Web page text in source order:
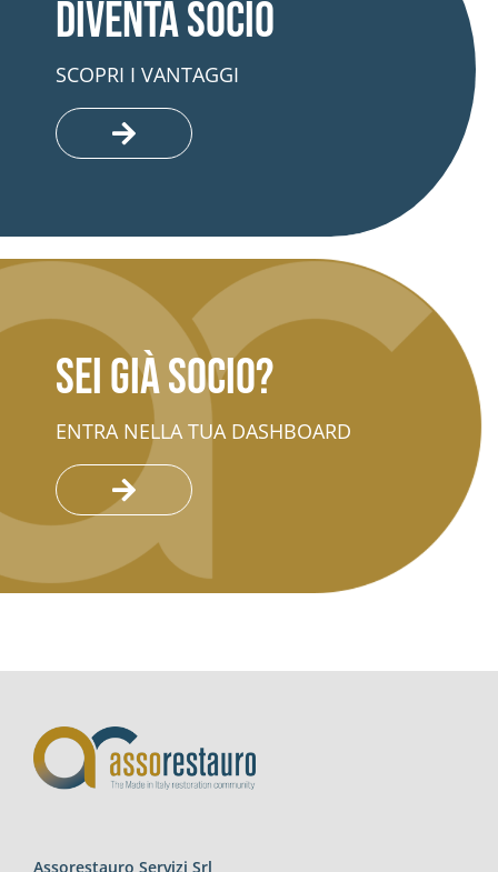
Diventa socio
SCOPRI I VANTAGGI
Sei già socio?
ENTRA NELLA TUA DASHBOARD
Assorestauro Servizi Srl